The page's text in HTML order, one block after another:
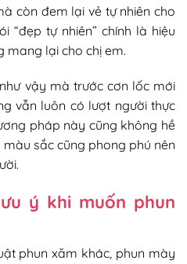
còn đem lại vẻ tự nhiên cho
“đẹp tự nhiên” chính là hiệu
mang lại cho chị em.
vậy mà trước cơn lốc mới
vẫn luôn có lượt người thực
pháp này cũng không hề
sắc cũng phong phú nên
ý khi muốn phun
phun xăm khác, phun mày